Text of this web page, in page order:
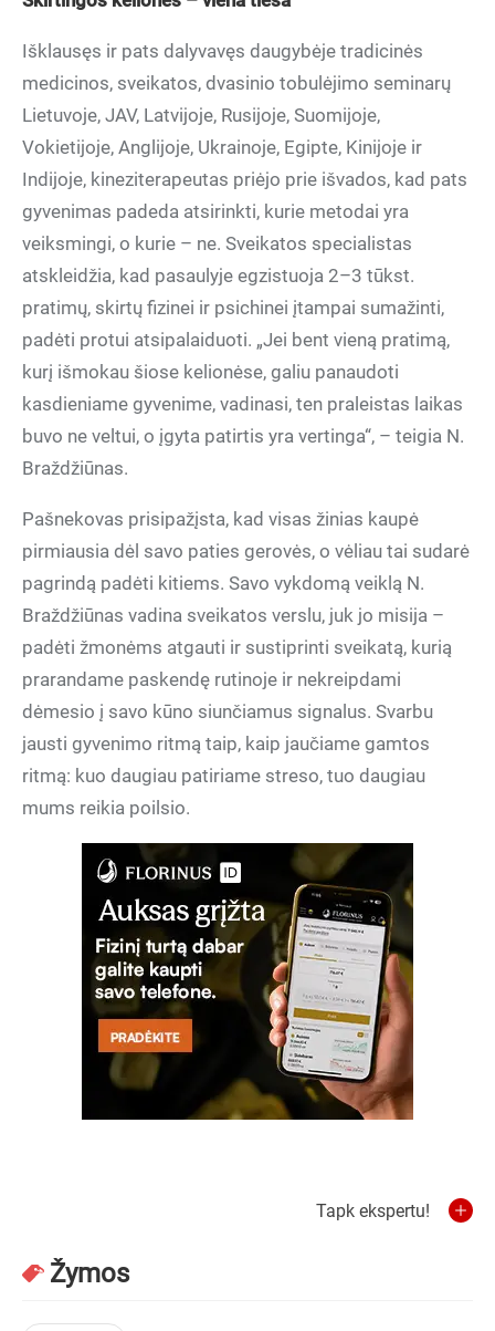
Išklausęs ir pats dalyvavęs daugybėje tradicinės
medicinos, sveikatos, dvasinio tobulėjimo seminarų
Lietuvoje, JAV, Latvijoje, Rusijoje, Suomijoje,
Vokietijoje, Anglijoje, Ukrainoje, Egipte, Kinijoje ir
Indijoje, kineziterapeutas priėjo prie išvados, kad pats
gyvenimas padeda atsirinkti, kurie metodai yra
veiksmingi, o kurie – ne. Sveikatos specialistas
atskleidžia, kad pasaulyje egzistuoja 2–3 tūkst.
pratimų, skirtų fizinei ir psichinei įtampai sumažinti,
padėti protui atsipalaiduoti. „Jei bent vieną pratimą,
kurį išmokau šiose kelionėse, galiu panaudoti
kasdieniame gyvenime, vadinasi, ten praleistas laikas
buvo ne veltui, o įgyta patirtis yra vertinga“, – teigia N.
Braždžiūnas.
Pašnekovas prisipažįsta, kad visas žinias kaupė
pirmiausia dėl savo paties gerovės, o vėliau tai sudarė
pagrindą padėti kitiems. Savo vykdomą veiklą N.
Braždžiūnas vadina sveikatos verslu, juk jo misija –
padėti žmonėms atgauti ir sustiprinti sveikatą, kurią
prarandame paskendę rutinoje ir nekreipdami
dėmesio į savo kūno siunčiamus signalus. Svarbu
jausti gyvenimo ritmą taip, kaip jaučiame gamtos
ritmą: kuo daugiau patiriame streso, tuo daugiau
mums reikia poilsio.
Tapk ekspertu!
Žymos